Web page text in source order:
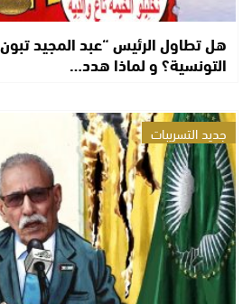
هل تطاول الرئيس “عبد المجيد
التونسية؟ و لماذا هدد…
جديد التسريبات